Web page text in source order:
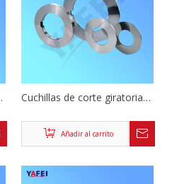
Cuchillas de corte giratorias
metal
Añadir al carrito